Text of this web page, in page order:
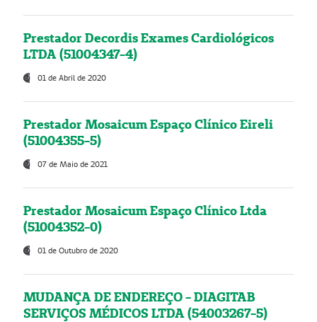
Prestador Decordis Exames Cardiológicos
LTDA (51004347-4)
01 de Abril de 2020
Prestador Mosaicum Espaço Clínico Eireli
(51004355-5)
07 de Maio de 2021
Prestador Mosaicum Espaço Clínico Ltda
(51004352-0)
01 de Outubro de 2020
MUDANÇA DE ENDEREÇO - DIAGITAB
SERVIÇOS MÉDICOS LTDA (54003267-5)